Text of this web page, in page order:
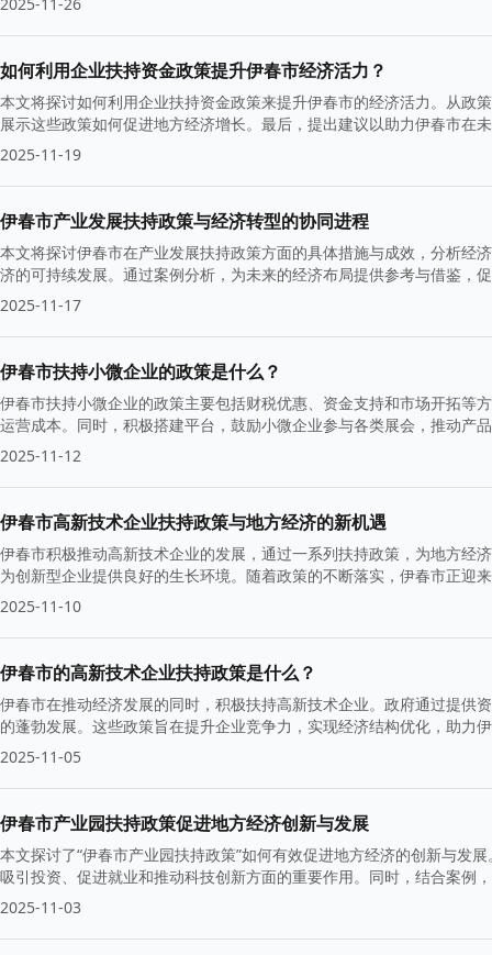
如何利用企业扶持资金政策提升伊春市经济活力？
本文将探讨如何利用企业扶持资金政策来提升伊春市的经济活力。从政
展示这些政策如何促进地方经济增长。最后，提出建议以助力伊春市在
2025-11-19
伊春市产业发展扶持政策与经济转型的协同进程
本文将探讨伊春市在产业发展扶持政策方面的具体措施与成效，分析经
济的可持续发展。通过案例分析，为未来的经济布局提供参考与借鉴，
2025-11-17
伊春市扶持小微企业的政策是什么？
伊春市扶持小微企业的政策主要包括财税优惠、资金支持和市场开拓等
运营成本。同时，积极搭建平台，鼓励小微企业参与各类展会，推动产
多元化发展。
2025-11-12
伊春市高新技术企业扶持政策与地方经济的新机遇
伊春市积极推动高新技术企业的发展，通过一系列扶持政策，为地方经
为创新型企业提供良好的生长环境。随着政策的不断落实，伊春市正迎
2025-11-10
伊春市的高新技术企业扶持政策是什么？
伊春市在推动经济发展的同时，积极扶持高新技术企业。政府通过提供
的蓬勃发展。这些政策旨在提升企业竞争力，实现经济结构优化，助力
2025-11-05
伊春市产业园扶持政策促进地方经济创新与发展
本文探讨了“伊春市产业园扶持政策”如何有效促进地方经济的创新与发
吸引投资、促进就业和推动科技创新方面的重要作用。同时，结合案例
2025-11-03